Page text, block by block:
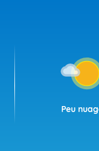
Peu